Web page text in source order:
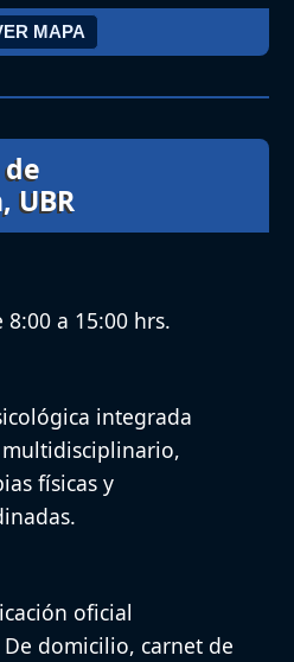
MAPA
UBR
8:00 a 15:00 hrs.
integrada
físicas y
oficial
De domicilio, carnet de